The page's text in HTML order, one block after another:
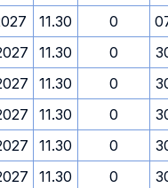
11.30 0
11.30 0
11.30 0
11.30 0
11.30 0
11.30 0